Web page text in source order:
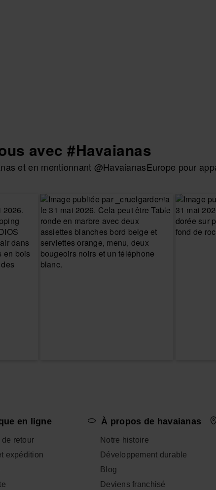
avec #Havaianas
et en mentionnant @HavaianasEurope pour
en ligne
de retour
expédition
À propos de havaianas
Notre histoire
Développement durable
Blog
Deviens franchisé